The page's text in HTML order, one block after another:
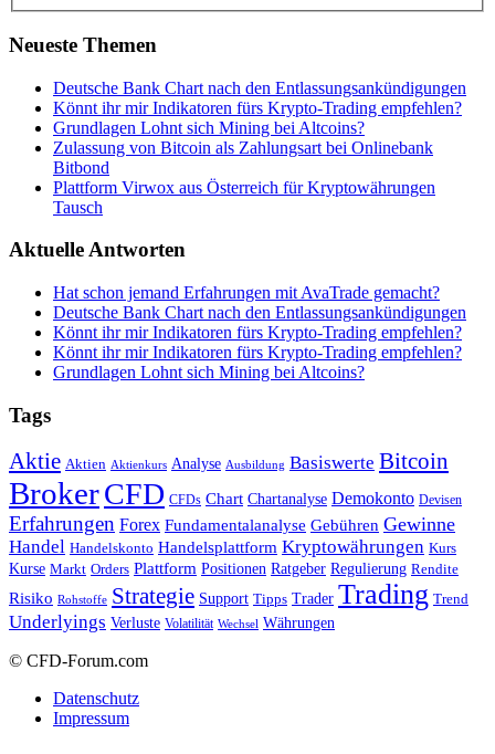
Neueste Themen
Deutsche Bank Chart nach den Entlassungsankündigungen
Könnt ihr mir Indikatoren fürs Krypto-Trading empfehlen?
Grundlagen Lohnt sich Mining bei Altcoins?
Zulassung von Bitcoin als Zahlungsart bei Onlinebank
Bitbond
Plattform Virwox aus Österreich für Kryptowährungen
Tausch
Aktuelle Antworten
Hat schon jemand Erfahrungen mit AvaTrade gemacht?
Deutsche Bank Chart nach den Entlassungsankündigungen
Könnt ihr mir Indikatoren fürs Krypto-Trading empfehlen?
Könnt ihr mir Indikatoren fürs Krypto-Trading empfehlen?
Grundlagen Lohnt sich Mining bei Altcoins?
Tags
Aktie Aktien Aktienkurs Analyse Ausbildung Basiswerte Bitcoin
BrokerCFD CFDs Chart Chartanalyse Demokonto Devisen
Erfahrungen Forex Fundamentalanalyse Gebühren Gewinne
Handel Handelskonto Handelsplattform Kryptowährungen Kurs
Kurse Markt Orders Plattform Positionen Ratgeber Regulierung Rendite
Risiko Rohstoffe Strategie Support Tipps Trader Trading Trend
Underlyings Verluste Volatilität Wechsel Währungen
© CFD-Forum.com
Datenschutz
Impressum